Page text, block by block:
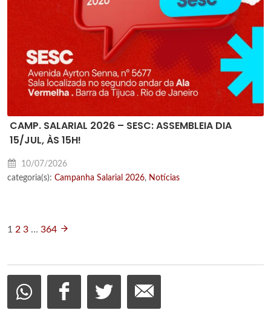
CAMP. SALARIAL 2026 – SESC: ASSEMBLEIA DIA
15/JUL, ÀS 15H!
10/07/2026
categoria(s): Campanha Salarial 2026, Notícias
1 2 3 … 364